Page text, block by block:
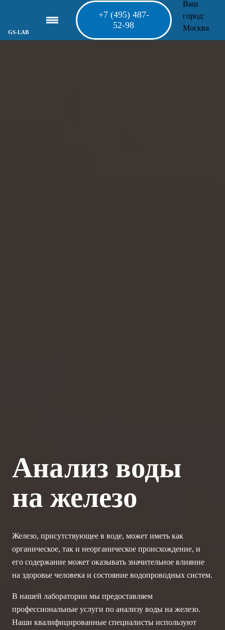
GS-LAB
+7 (495) 487-
52-98
Ваш
город:
Москва
Анализ воды
на железо
Железо, присутствующее в воде, может иметь как
органическое, так и неорганическое происхождение, и
его содержание может оказывать значительное влияние
на здоровье человека и состояние водопроводных систем.
В нашей лаборатории мы предоставляем
профессиональные услуги по анализу воды на железо.
Наши квалифицированные специалисты используют